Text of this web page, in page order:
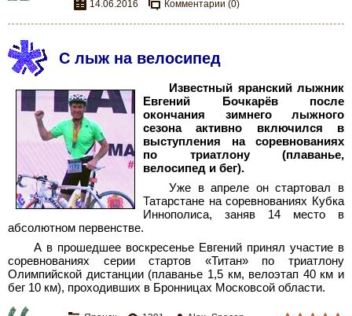
14.06.2016
Комментарии (0)
С лыж на велосипед
Известный яранский лыжник
Евгений Бочкарёв после
окончания зимнего лыжного
сезона активно включился в
выступления на соревнованиях
по триатлону (плаванье,
велосипед и бег).
Уже в апреле он стартовал в
Татарстане на соревнованиях Кубка
Иннополиса, заняв 14 место в
абсолютном первенстве.
А в прошедшее воскресенье Евгений принял участие в
соревнованиях серии стартов «Титан» по триатлону
Олимпийской дистанции (плаванье 1,5 км, велоэтап 40 км и
бег 10 км), проходивших в Бронницах Московсой области.